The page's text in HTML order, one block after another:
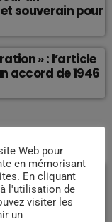
souverain pour
» : l’article
accord de 1946
Web pour
en mémorisant
En cliquant
l'utilisation de
visiter les
un